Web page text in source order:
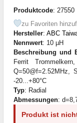
Produktcode: 27550
zu Favoriten
Hersteller: ABC
Nennwert: 10 µH
Beschreibung und
Ferrit
Q=50@f=2.52MHz,
-20...+80°C
Typ: Radial
Abmessungen:
Produkt ist